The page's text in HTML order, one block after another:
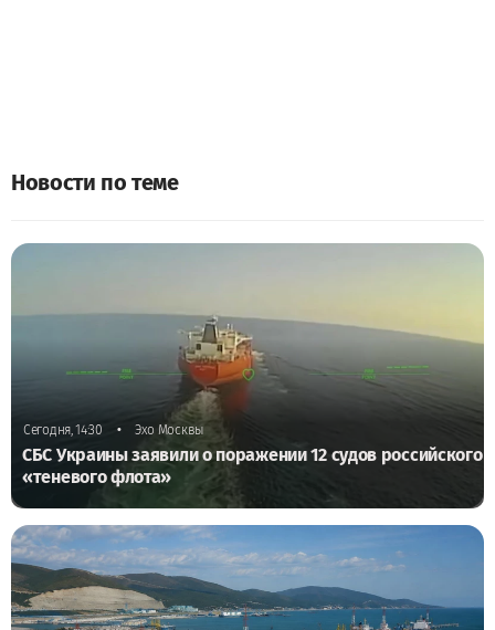
Новости по теме
Сегодня, 14:30 • Эхо Москвы
СБС Украины заявили о поражении 12 судов российского
«теневого флота»